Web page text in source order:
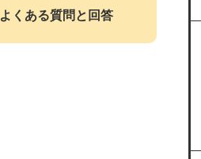
よくある質問と回答